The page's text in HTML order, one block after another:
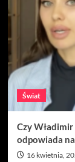
Świat
Czy
odpowiada
16 kwietnia,